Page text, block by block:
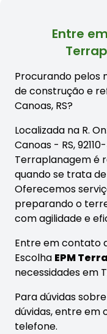
Entre
Procurando pelos
de construção e
Canoas, RS?
Localizada na R.
Canoas - RS,
Terraplanagem é
quando se trata de
Oferecemos
preparando o
com agilidade e
Entre em contato
Escolha EPM
necessidades em
Para dúvidas
dúvidas, entre
telefone.